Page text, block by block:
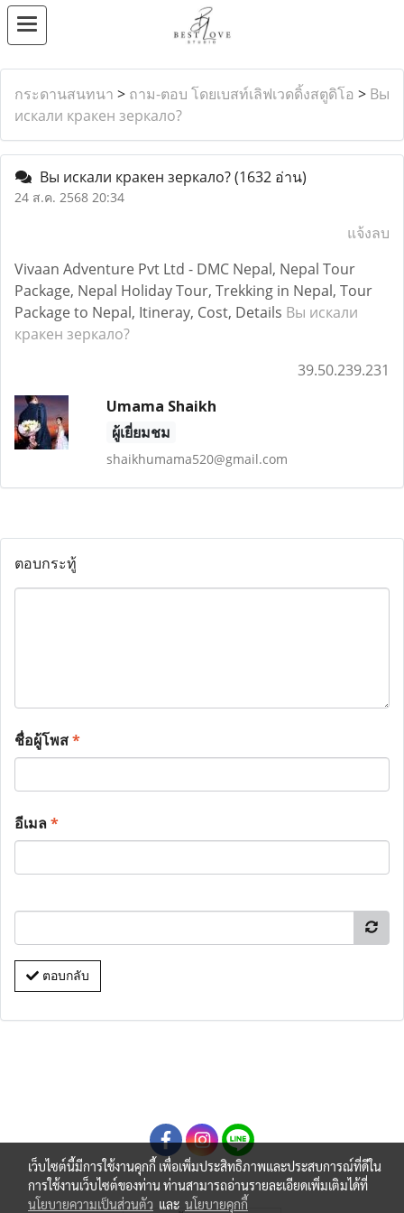
กระดานสนทนา > ถาม-ตอบ โดยเบสท์เลิฟเวดดิ้งสตูดิโอ > Вы
искали кракен зеркало?
Вы искали кракен зеркало?(1632 อ่าน)
24 ส.ค. 2568 20:34
แจ้งลบ
Vivaan Adventure Pvt Ltd - DMC Nepal, Nepal Tour
Package, Nepal Holiday Tour, Trekking in Nepal, Tour
Package to Nepal, Itineray, Cost, Details Вы искали
кракен зеркало?
39.50.239.231
Umama Shaikh
ผู้เยี่ยมชม
shaikhumama520@gmail.com
ตอบกระทู้
ชื่อผู้โพส*
อีเมล*
ตอบกลับ
เว็บไซต์นี้มีการใช้งานคุกกี้ เพื่อเพิ่มประสิทธิภาพและประสบการณ์ที่ดีใน
การใช้งานเว็บไซต์ของท่าน ท่านสามารถอ่านรายละเอียดเพิ่มเติมได้ที่
นโยบายความเป็นส่วนตัว และ นโยบายคุกกี้